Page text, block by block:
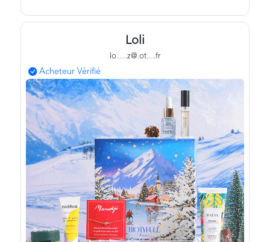
Loli
lo z@ ot .fr
Acheteur Vérifié